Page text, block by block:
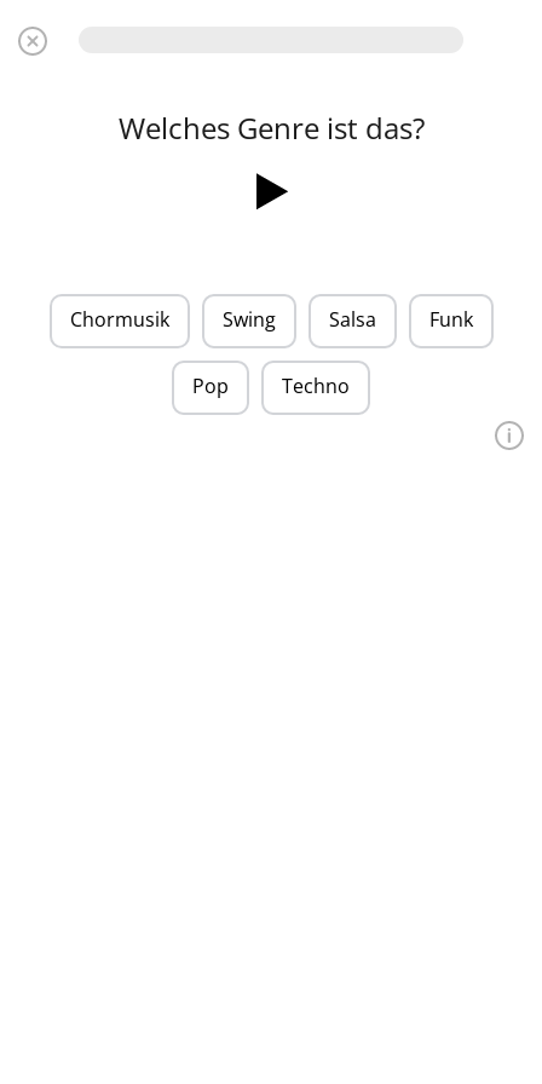
Welches Genre ist das?
Chormusik Swing Salsa Funk
Pop Techno